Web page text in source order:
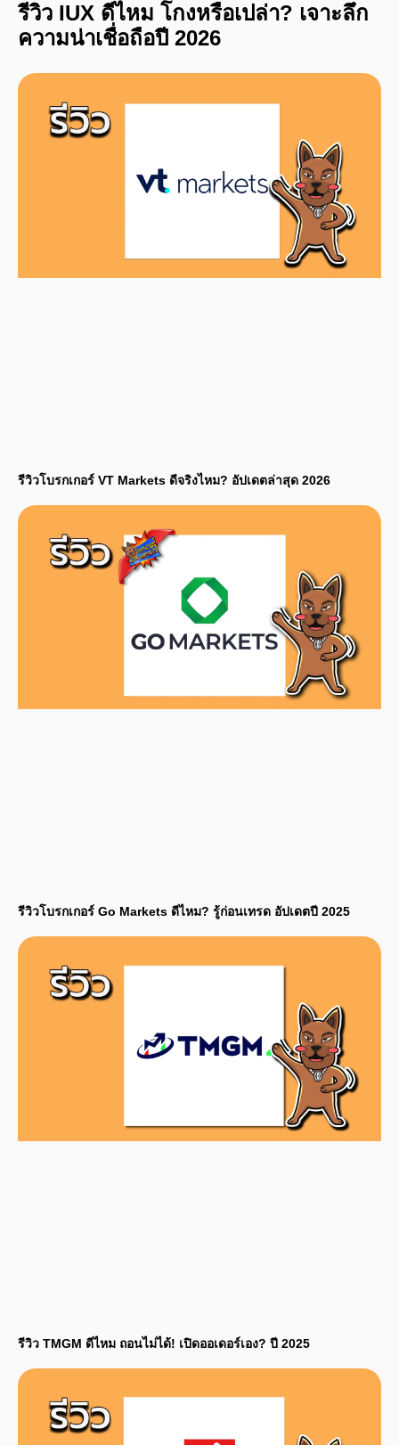
รีวิว IUX ดีไหม โกงหรือเปล่า? เจาะลึก
ความน่าเชื่อถือปี 2026
รีวิวโบรกเกอร์ VT Markets ดีจริงไหม? อัปเดตล่าสุด 2026
รีวิวโบรกเกอร์ Go Markets ดีไหม? รู้ก่อนเทรด อัปเดตปี 2025
รีวิว TMGM ดีไหม ถอนไม่ได้! เปิดออเดอร์เอง? ปี 2025